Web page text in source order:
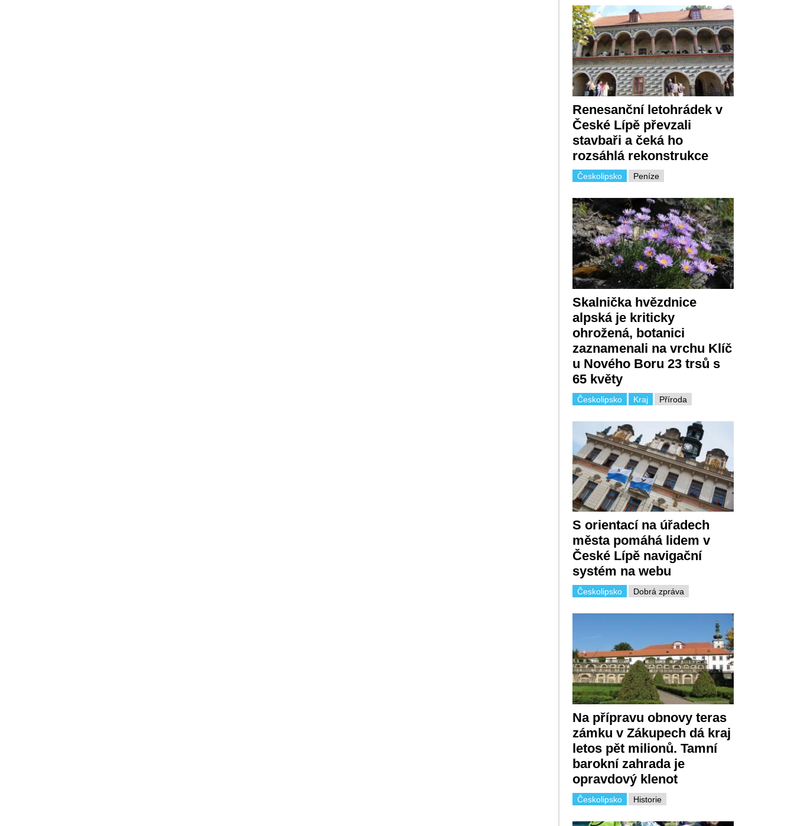
Renesanční letohrádek v
České Lípě převzali
stavbaři a čeká ho
rozsáhlá rekonstrukce
Českolipsko Peníze
Skalnička hvězdnice
alpská je kriticky
ohrožená, botanici
zaznamenali na vrchu Klíč
u Nového Boru 23 trsů s
65 květy
Českolipsko Kraj Příroda
S orientací na úřadech
města pomáhá lidem v
České Lípě navigační
systém na webu
Českolipsko Dobrá zpráva
Na přípravu obnovy teras
zámku v Zákupech dá kraj
letos pět milionů. Tamní
barokní zahrada je
opravdový klenot
Českolipsko Historie